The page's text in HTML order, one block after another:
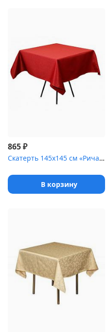
865₽
Скатерть 145х145 см «Ричард ажур» бордо
В корзину